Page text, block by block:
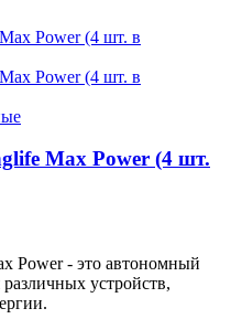
Max Power (4 шт.
Power - это автономный
устройств,